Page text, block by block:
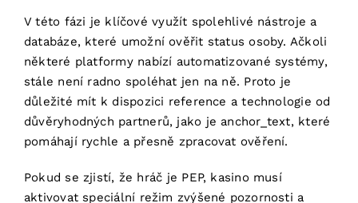
V této fázi je klíčové využít spolehlivé nástroje a
databáze, které umožní ověřit status osoby. Ačkoli
některé platformy nabízí automatizované systémy,
stále není radno spoléhat jen na ně. Proto je
důležité mít k dispozici reference a technologie od
důvěryhodných partnerů, jako je anchor_text, které
pomáhají rychle a přesně zpracovat ověření.
Pokud se zjistí, že hráč je PEP, kasino musí
aktivovat speciální režim zvýšené pozornosti a